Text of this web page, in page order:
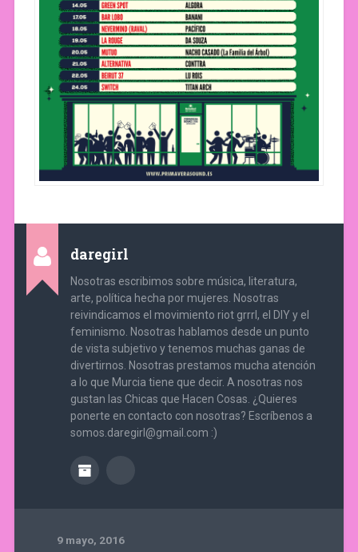
daregirl
Nosotras escribimos sobre música, literatura,
arte, política hecha por mujeres. Nosotras
reivindicamos el movimiento riot grrrl, el DIY y el
feminismo. Nosotras hablamos desde un punto
de vista subjetivo y tenemos muchas ganas de
divertirnos. Nosotras prestamos mucha atención
a lo que Murcia tiene que decir. A nosotras nos
gustan las Chicas que Hacen Cosas. ¿Quieres
ponerte en contacto con nosotras? Escríbenos a
somos.daregirl@gmail.com :)
9 mayo, 2016